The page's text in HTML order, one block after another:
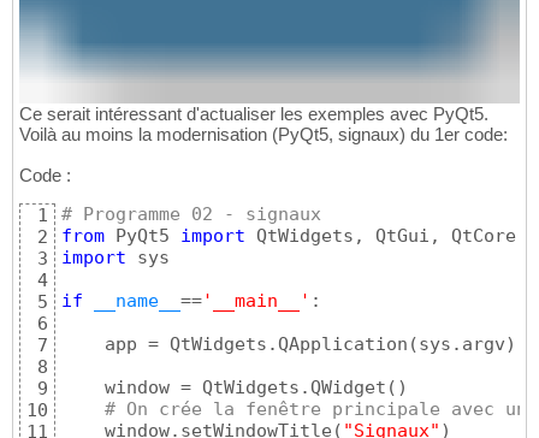
Ce serait intéressant d'actualiser les exemples avec PyQt5.
Voilà au moins la modernisation (PyQt5, signaux) du 1er code:
Code :
1
2
3
4
5
6
7
8
9
10
11
# Programme 02 - signaux
from PyQt5 import
import sys
if
__name__ =='__main__' :
    app = QtWidgets.QApplication
(sys.argv)
    window = QtWidgets.QWidget
( )
# On crée la fenêtre principale avec un
    window.setWindowTitle
( "Signaux" )